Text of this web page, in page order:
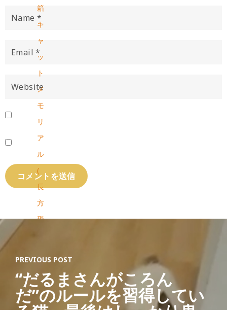
箱
キ
ャ
ッ
ト
メ
モ
リ
ア
ル
(
長
方
形
out
Lat
est
PREVIOUS POST
“だるまさんがころん
だ”のルールを習得してい